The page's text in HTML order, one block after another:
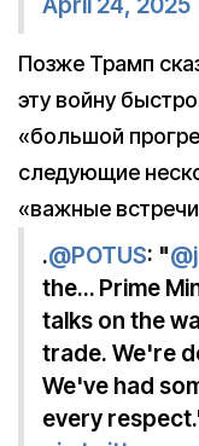
April 24, 2025
Позже Трамп
эту войну
«большой
следующие
«важные
.@POTUS: "
the… Prime
talks on the
trade. We're
We've had
every